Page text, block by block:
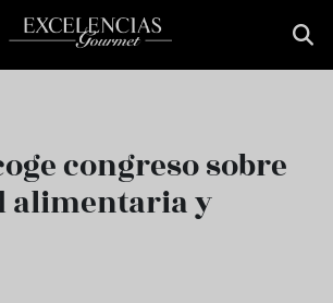
congreso sobre
alimentaria y